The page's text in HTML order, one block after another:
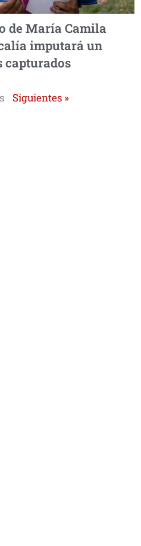
de María Camila
imputará un
capturados
Siguientes »